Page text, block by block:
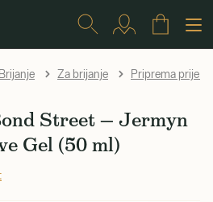
Brijanje Za brijanje Priprema prije
Street — Jermyn
Gel (50 ml)